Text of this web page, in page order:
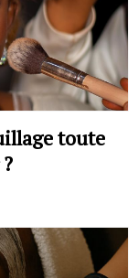
toute